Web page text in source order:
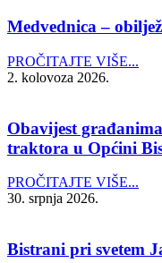
Medvednica –
PROČITAJTE VIŠE...
2. kolovoza 2026.
Obavijest
traktora u Općini
PROČITAJTE VIŠE...
30. srpnja 2026.
Bistrani pri svetem